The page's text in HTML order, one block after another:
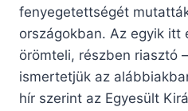
fenyegetettségét
országokban. Az egyik itt
örömteli, részben riasztó
ismertetjük az
hír szerint az Egyesült